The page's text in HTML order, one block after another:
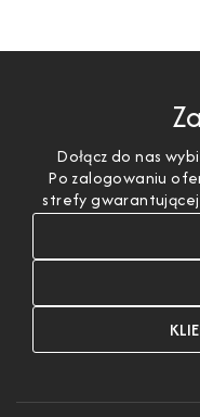
Dołącz do nas
Po zalogowaniu
strefy